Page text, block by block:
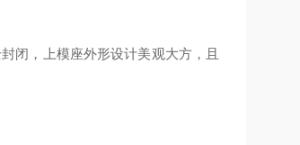
闭，上模座外形设计美观大方，且